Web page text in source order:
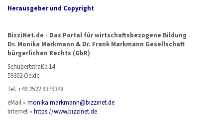
Herausgeber und Copyright
BizziNet.de - Das Portal für wirtschaftsbezogene Bildung
Dr. Monika Markmann & Dr. Frank Markmann Gesellschaft
bürgerlichen Rechts (GbR)
Schubertstraße 14
59302 Oelde
Tel. +49 2522 9379348
eMail » monika.markmann@bizzinet.de
Internet » https://www.bizzinet.de